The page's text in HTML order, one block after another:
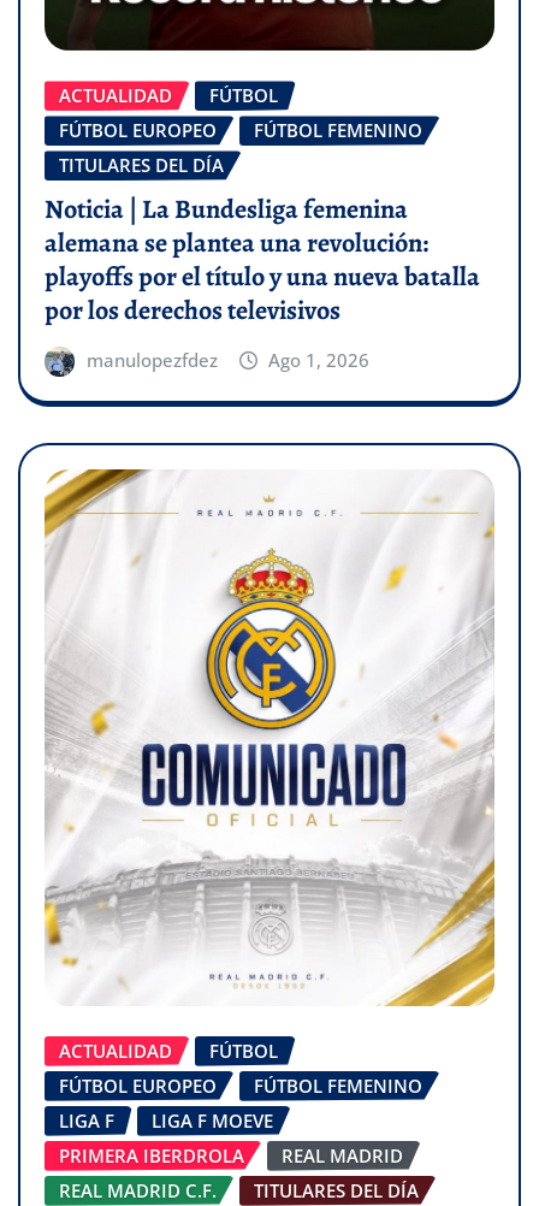
ACTUALIDAD
FÚTBOL
FÚTBOL EUROPEO
FÚTBOL FEMENINO
TITULARES DEL DÍA
Noticia | La Bundesliga femenina
alemana se plantea una revolución:
playoffs por el título y una nueva batalla
por los derechos televisivos
manulopezfdez Ago 1, 2026
ACTUALIDAD
FÚTBOL
FÚTBOL EUROPEO
FÚTBOL FEMENINO
LIGA F
LIGA F MOEVE
PRIMERA IBERDROLA
REAL MADRID
REAL MADRID C.F.
TITULARES DEL DÍA